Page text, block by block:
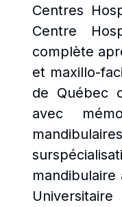
Centres
Centre
complète
et maxillo-
de Québec
avec